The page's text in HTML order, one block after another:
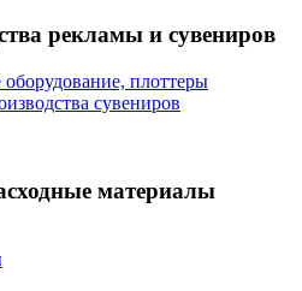
рекламы и сувениров
плоттеры
сувениров
материалы